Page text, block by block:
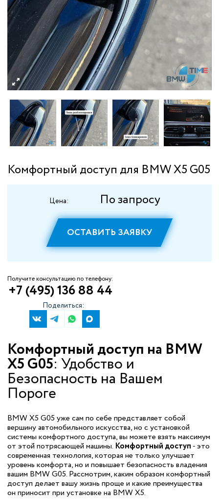
Комфортный доступ для BMW X5 G05
Цена: По запросу
ОСТАВИТЬ ЗАЯВКУ
Получите консультацию по телефону:
+7 (495) 136 88 44
Поделиться:
Комфортный доступ на BMW
X5 G05: Удобство и
Безопасность на Вашем
Пороге
BMW X5 G05 уже сам по себе представляет собой
вершину автомобильного искусства, но с установкой
системы комфортного доступа, вы можете взять максимум
от этой потрясающей машины. Комфортный доступ - это
современная технология, которая не только улучшает
уровень комфорта, но и повышает безопасность владения
вашим BMW G05. Рассмотрим, каким образом комфортный
доступ делает вашу жизнь проще и какие преимущества
он приносит при установке на BMW X5.